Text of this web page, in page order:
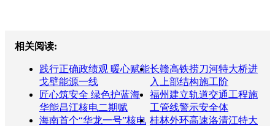
相关阅读:
践行正确政绩观 暖心赋能
戈壁能源一线
长赣高铁捞刀河特大桥进
入上部结构施工阶
匠心筑安全 绿色护蓝海
华能昌江核电二期赋
福州建立轨道交通工程施
工管线警示安全体
海南首个“华龙一号”核电 桂林外环高速洛清江特大